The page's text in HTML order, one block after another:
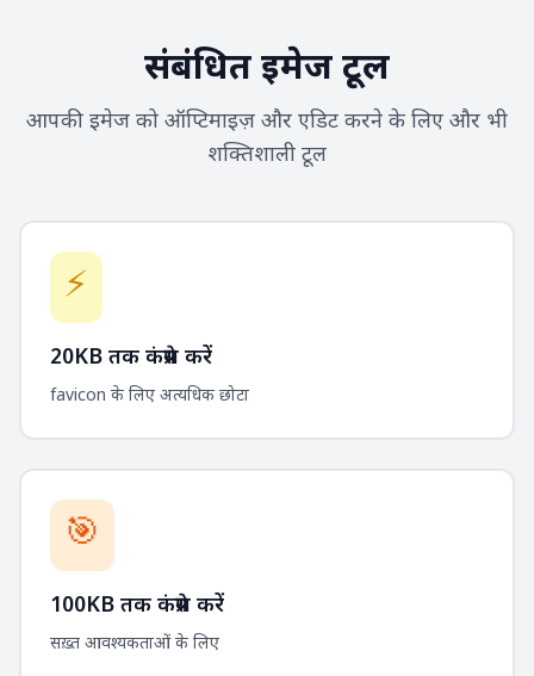
संबंधित इमेज टूल
आपकी इमेज को ऑप्टिमाइज़ और एडिट करने के लिए और भी
शक्तिशाली टूल
⚡
20KB तक कंप्रेस करें
favicon के लिए अत्यधिक छोटा
🎯
100KB तक कंप्रेस करें
सख़्त आवश्यकताओं के लिए